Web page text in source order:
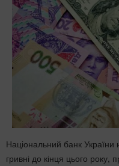
Національний банк України
гривні до кінця цього року,